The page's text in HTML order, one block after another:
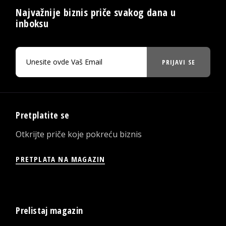
Najvažnije biznis priče svakog dana u
inboksu
PRIJAVI SE
Pretplatite se
Otkrijte priče koje pokreću biznis
PRETPLATA NA MAGAZIN
Prelistaj magazin